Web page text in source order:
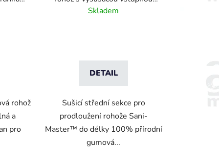
rohož
a
pro
plochou -šedá
Skladem
DETAIL
Sušicí střední sekce pro
prodloužení rohože Sani-
Master™ do délky 100% přírodní
gumová...